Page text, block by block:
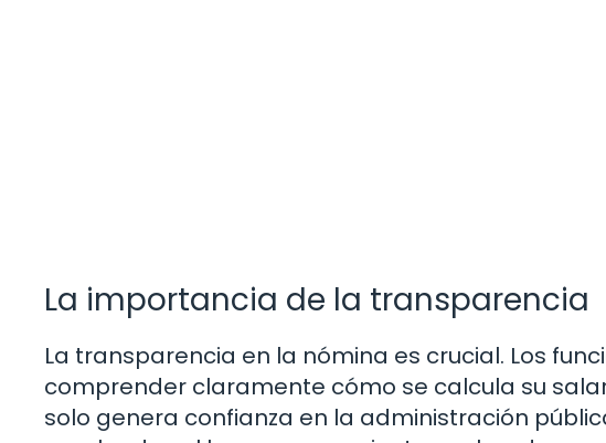
La importancia de la transparencia
La transparencia en la nómina es crucial. Los
comprender claramente cómo se calcula su
solo genera confianza en la administración